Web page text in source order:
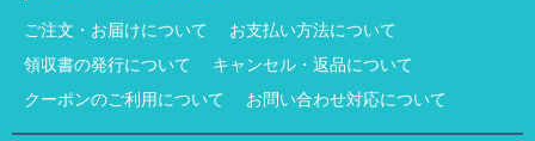
ご注文・お届けについて
お支払い方法について
領収書の発行について
キャンセル・返品について
クーポンのご利用について
お問い合わせ対応について